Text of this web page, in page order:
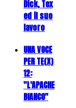
Dick, Tex
ed il suo
lavoro
UNA VOCE
PER TE(X)
12:
"L'APACHE
BIANCO"